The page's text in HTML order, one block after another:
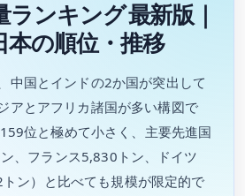
ンキング 最新版｜
本の順位・推移
中国とインドの2か国が突出して
アとアフリカ諸国が多い構図で
位と極めて小さく、主要先進国
、フランス5,830トン、ドイツ
ン）と比べても規模が限定的で